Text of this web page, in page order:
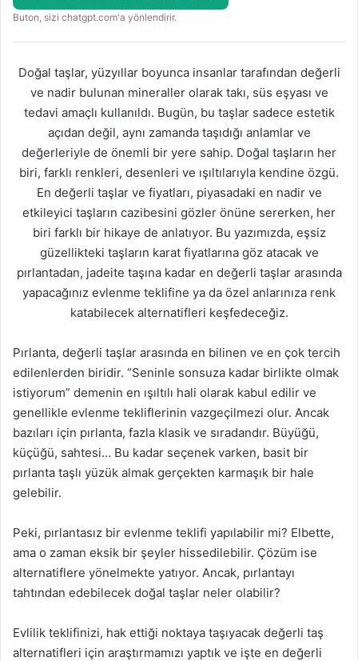
Buton, sizi chatgpt.com'a yönlendirir.
Doğal taşlar, yüzyıllar boyunca insanlar tarafından değerli
ve nadir bulunan mineraller olarak takı, süs eşyası ve
tedavi amaçlı kullanıldı. Bugün, bu taşlar sadece estetik
açıdan değil, aynı zamanda taşıdığı anlamlar ve
değerleriyle de önemli bir yere sahip. Doğal taşların her
biri, farklı renkleri, desenleri ve ışıltılarıyla kendine özgü.
En değerli taşlar ve fiyatları, piyasadaki en nadir ve
etkileyici taşların cazibesini gözler önüne sererken, her
biri farklı bir hikaye de anlatıyor. Bu yazımızda, eşsiz
güzellikteki taşların karat fiyatlarına göz atacak ve
pırlantadan, jadeite taşına kadar en değerli taşlar arasında
yapacağınız evlenme teklifine ya da özel anlarınıza renk
katabilecek alternatifleri keşfedeceğiz.
Pırlanta, değerli taşlar arasında en bilinen ve en çok tercih
edilenlerden biridir. “Seninle sonsuza kadar birlikte olmak
istiyorum” demenin en ışıltılı hali olarak kabul edilir ve
genellikle evlenme tekliflerinin vazgeçilmezi olur. Ancak
bazıları için pırlanta, fazla klasik ve sıradandır. Büyüğü,
küçüğü, sahtesi… Bu kadar seçenek varken, basit bir
pırlanta taşlı yüzük almak gerçekten karmaşık bir hale
gelebilir.
Peki, pırlantasız bir evlenme teklifi yapılabilir mi? Elbette,
ama o zaman eksik bir şeyler hissedilebilir. Çözüm ise
alternatiflere yönelmekte yatıyor. Ancak, pırlantayı
tahtından edebilecek doğal taşlar neler olabilir?
Evlilik teklifinizi, hak ettiği noktaya taşıyacak değerli taş
alternatifleri için araştırmamızı yaptık ve işte en değerli